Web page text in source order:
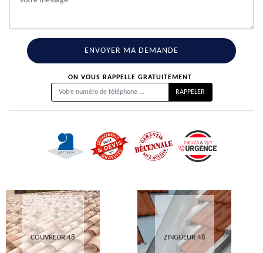
ON VOUS RAPPELLE GRATUITEMENT
COUVREUR 48 ZINGUEUR 48